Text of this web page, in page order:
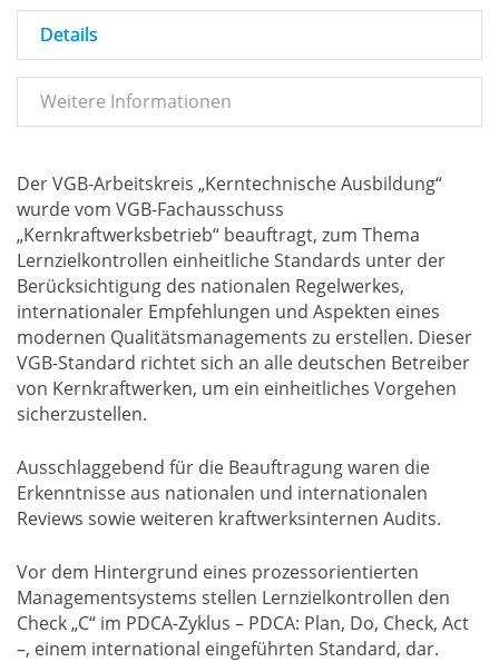
Details
Weitere Informationen
Der VGB-Arbeitskreis „Kerntechnische Ausbildung“
wurde vom VGB-Fachausschuss
„Kernkraftwerksbetrieb“ beauftragt, zum Thema
Lernzielkontrollen einheitliche Standards unter der
Berücksichtigung des nationalen Regelwerkes,
internationaler Empfehlungen und Aspekten eines
modernen Qualitätsmanagements zu erstellen. Dieser
VGB-Standard richtet sich an alle deutschen Betreiber
von Kernkraftwerken, um ein einheitliches Vorgehen
sicherzustellen.
Ausschlaggebend für die Beauftragung waren die
Erkenntnisse aus nationalen und internationalen
Reviews sowie weiteren kraftwerksinternen Audits.
Vor dem Hintergrund eines prozessorientierten
Managementsystems stellen Lernzielkontrollen den
Check „C“ im PDCA-Zyklus – PDCA: Plan, Do, Check, Act
–, einem international eingeführten Standard, dar.